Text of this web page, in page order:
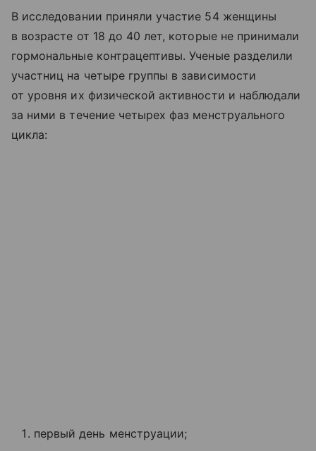
В исследовании приняли участие 54 женщины
в возрасте от 18 до 40 лет, которые не принимали
гормональные контрацептивы. Ученые разделили
участниц на четыре группы в зависимости
от уровня их физической активности и наблюдали
за ними в течение четырех фаз менструального
цикла:
первый день менструации;